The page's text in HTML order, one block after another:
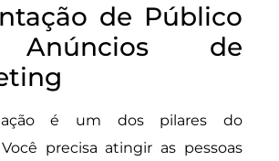
de Público
de
é um dos pilares do
precisa atingir as pessoas